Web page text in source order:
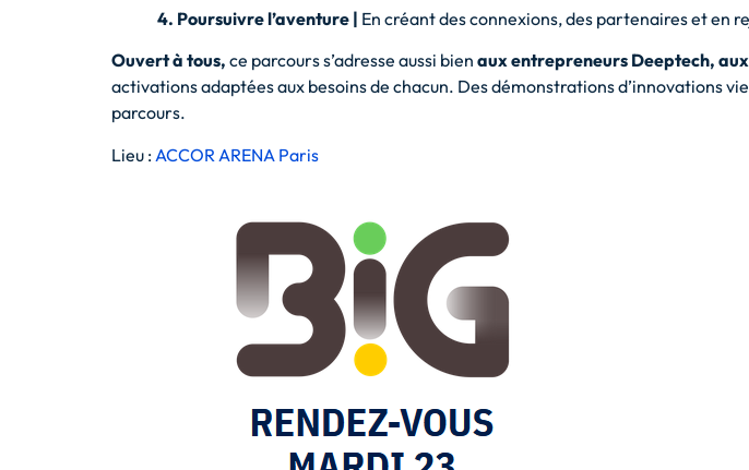
4. Poursuivre l’aventure | En créant des connexions, des partenaires et en
Ouvert à tous, ce parcours s’adresse aussi bien aux entrepreneurs Deeptech,
activations adaptées aux besoins de chacun. Des démonstrations d’innovations
parcours.
Lieu : ACCOR ARENA Paris